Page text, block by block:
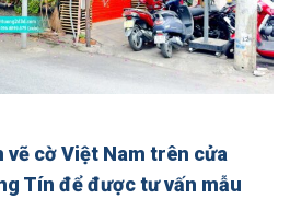
vẽ cờ Việt Nam trên cửa
Tín để được tư vấn mẫu